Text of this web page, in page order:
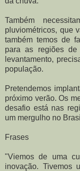
Também
pluviométricos, que
também temos de
para as regiões
levantamento,
população.
Pretendemos
próximo verão. Os
desafio está nas
um mergulho no
Frases
"Viemos de uma
inovação. Tivemos